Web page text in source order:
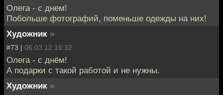
Олега - с днем!
Побольше фотографий, поменьше одежды на них!
Художник »
#73 | 06.03.12 16:32
Олега - с днём!
А подарки с такой работой и не нужны.
Художник »